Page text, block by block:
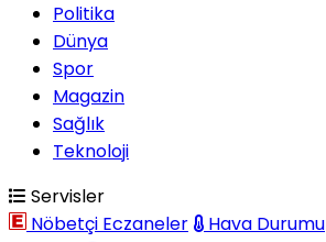
Politika
Dünya
Spor
Magazin
Sağlık
Teknoloji
Servisler
Nöbetçi Eczaneler
Hava Durumu